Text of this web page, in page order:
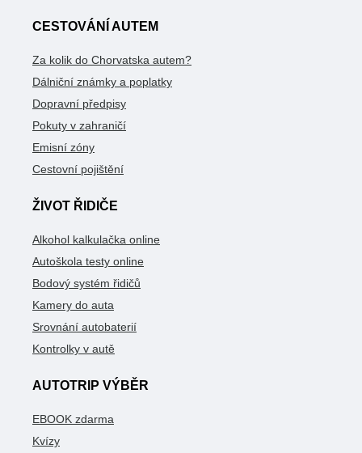
CESTOVÁNÍ AUTEM
Za kolik do Chorvatska autem?
Dálniční známky a poplatky
Dopravní předpisy
Pokuty v zahraničí
Emisní zóny
Cestovní pojištění
ŽIVOT ŘIDIČE
Alkohol kalkulačka online
Autoškola testy online
Bodový systém řidičů
Kamery do auta
Srovnání autobaterií
Kontrolky v autě
AUTOTRIP VÝBĚR
EBOOK zdarma
Kvízy